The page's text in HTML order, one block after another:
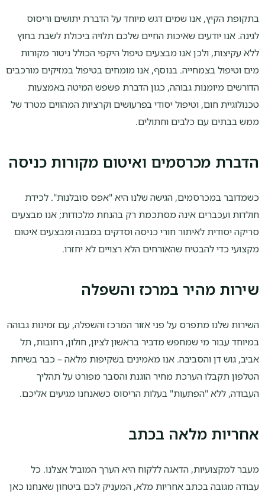
בתקופת הקיץ, אנו שמים דגש מיוחד על הדברת יתושים וריסוס
לגינה. אנו יודעים שאיכות החיים שלכם תלויה ביכולת לשבת בחוץ
ללא עקיצות, ולכן אנו מבצעים טיפול היקפי הכולל ניטור מקורות
מים וטיפול בצמחייה. בנוסף, אנו מומחים בטיפול במזיקים מורכבים
הדורשים מיומנות גבוהה, כגון הדברת פשפש המיטה באמצעות
טכנולוגיית חום, וטיפול יסודי בפרעושים וקרציות המהווים מטרד של
ממש בבתים עם כלבים וחתולים.
הדברת מכרסמים ואיטום מקורות כניסה
כשמדובר במכרסמים, הגישה שלנו היא "אפס סובלנות". לכידת
חולדות ועכברים אינה מסתכמת רק בהנחת מלכודות; אנו מבצעים
סריקה יסודית לאיתור חורי כניסה וסדקים במבנה ומבצעים איטום
מקצועי כדי להבטיח שהאורחים הלא רצויים לא יחזרו.
שירות מהיר במרכז והשפלה
השירות שלנו מתפרס על פני אזור המרכז והשפלה, עם זמינות גבוהה
במיוחד עבור מי שמחפש מדביר בראשון לציון, חולון, רחובות, תל
אביב, גוש דן והסביבה. אנו מאמינים בשקיפות מלאה – כבר בשיחת
הטלפון תקבלו הערכת מחיר הוגנת והסבר מפורט על תהליך
העבודה, ללא "הפתעות" בעלות הריסוס כשאנחנו מגיעים אליכם.
אחריות מלאה בכתב
מעבר למקצועיות, הדאגה ללקוח היא הערך המוביל אצלנו. כל
עבודה מגובה בכתב אחריות מלא, המעניק לכם ביטחון שאנחנו כאן